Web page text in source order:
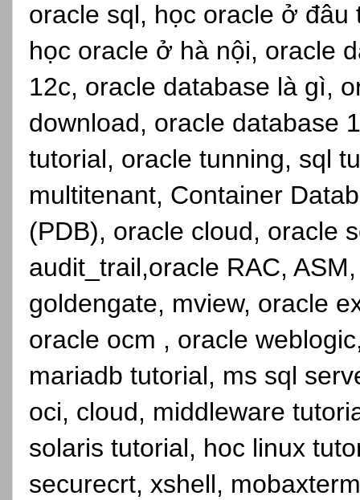
oracle sql, học oracle ở
học oracle ở hà nội, oracle
12c, oracle database là gì,
download, oracle database
tutorial, oracle tunning, sql
multitenant, Container
(PDB), oracle cloud, oracle
audit_trail,oracle RAC,
goldengate, mview, oracle
oracle ocm , oracle
mariadb tutorial, ms sql
oci, cloud, middleware
solaris tutorial, hoc linux
securecrt, xshell,